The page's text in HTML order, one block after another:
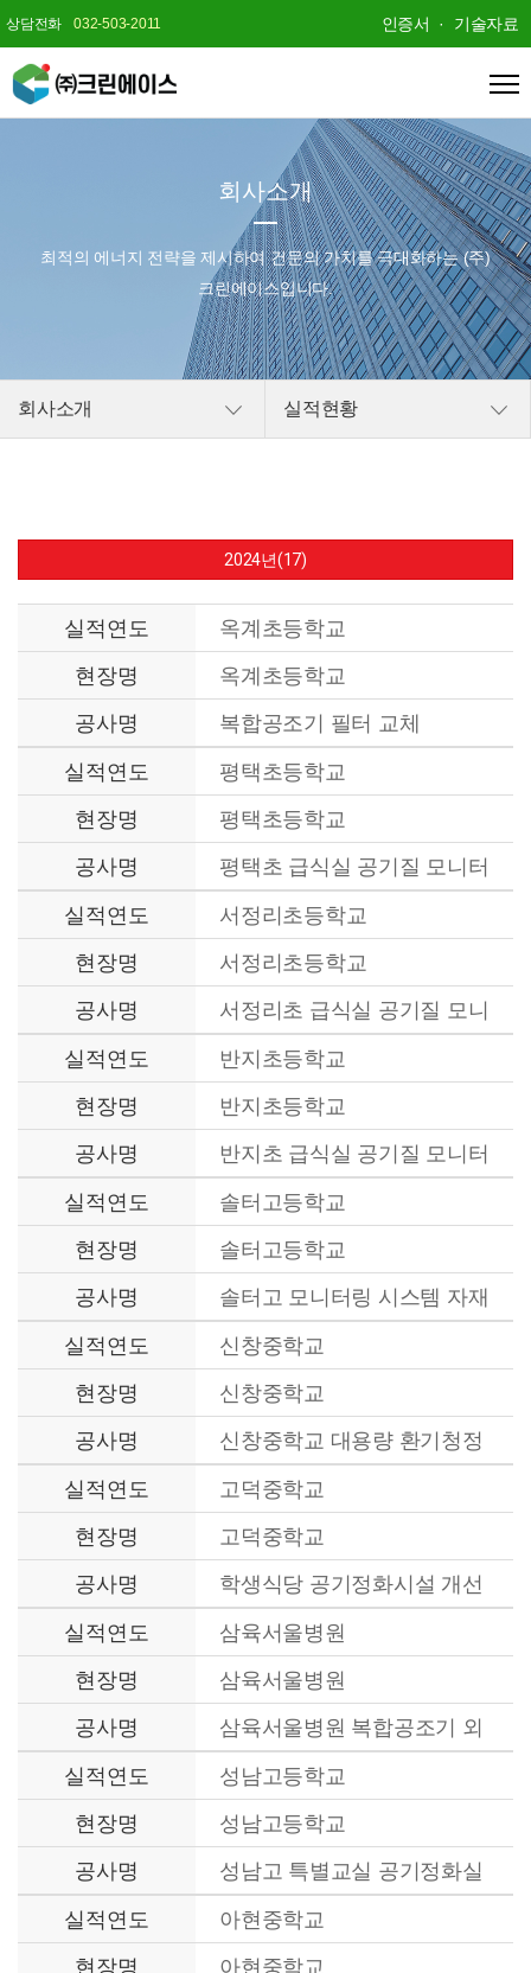
상담전화 032-503-2011 인증서 기술자료
회사소개
최적의 에너지 전략을 제시하여건문의 가치를 극대화하는 (주)
크린에이스입니다.
회사소개 실적현황
2024년(17)
실적연도
옥계초등학교
현장명
옥계초등학교
공사명
복합공조기 필터 교체
실적연도
평택초등학교
현장명
평택초등학교
공사명
평택초 급식실 공기질 모니터
링 시스템 설치용역
실적연도
서정리초등학교
현장명
서정리초등학교
공사명
서정리초 급식실 공기질 모니
터링 시스템 설치용역
실적연도
반지초등학교
현장명
반지초등학교
공사명
반지초 급식실 공기질 모니터
링 시스템 설치용역
실적연도
솔터고등학교
현장명
솔터고등학교
공사명
솔터고 모니터링 시스템 자재
납품
실적연도
신창중학교
현장명
신창중학교
공사명
신창중학교 대용량 환기청정
기 재설치
실적연도
고덕중학교
현장명
고덕중학교
공사명
학생식당 공기정화시설 개선
공사
실적연도
삼육서울병원
현장명
삼육서울병원
공사명
삼육서울병원 복합공조기 외
실적연도
성남고등학교
현장명
성남고등학교
공사명
성남고 특별교실 공기정화실
개선 공사
실적연도
아현중학교
현장명
아현중학교